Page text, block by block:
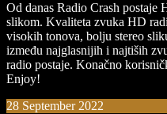
Od danas Radio Crash postaje
slikom. Kvaliteta zvuka HD
visokih tonova, bolju stereo
između najglasnijih i najtiših
radio postaje. Konačno
Enjoy!
28 September 2022